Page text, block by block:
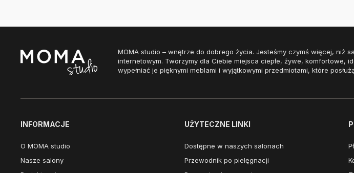
MOMA studio – wnętrze do dobrego życia. Jesteśmy czymś więcej, niż
internetowym. Tworzymy dla Ciebie miejsca ciepłe, żywe, komfortowe,
wypełniać je pięknymi meblami i wyjątkowymi przedmiotami, które
INFORMACJE
O MOMA studio
Nasze salony
UŻYTECZNE LINKI
Dostępne w naszych salonach
Przewodnik po pielęgnacji